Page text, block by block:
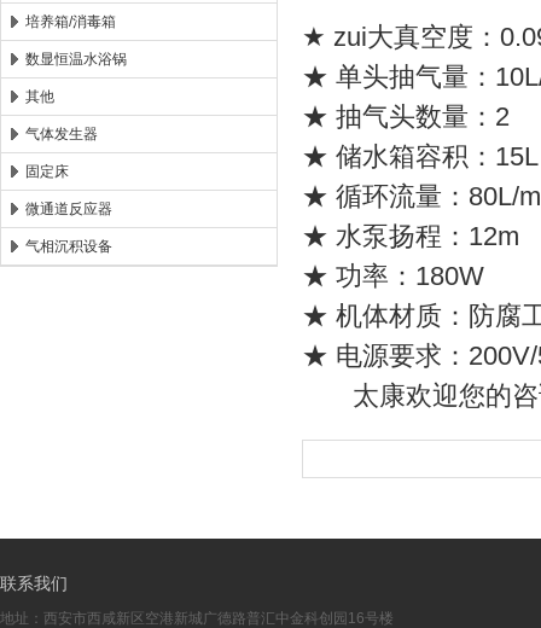
培养箱/消毒箱
数显恒温水浴锅
其他
气体发生器
固定床
微通道反应器
气相沉积设备
★ zui大真空度：
★ 单头抽气量：
★ 抽气头数量：2
★ 储水箱容积：15L
★ 循环流量：80L/
★ 水泵扬程：12m
★ 功率：180W
★ 机体材质：防腐
★ 电源要求：
太康欢迎您的咨
联系我们
地址：西安市西咸新区空港新城广德路普汇中金科创园16号楼